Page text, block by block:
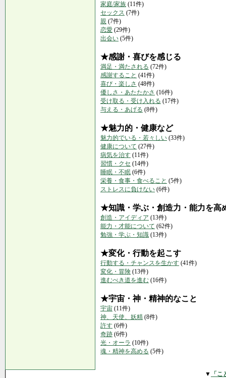
家庭/家族 (11件)
セックス (7件)
親 (7件)
恋愛 (29件)
出会い (5件)
★感謝・喜びを感じる
満足・満たされる (72件)
感謝すること (41件)
喜び・楽しさ (48件)
優しさ・あたたかさ (16件)
受け取る・受け入れる (17件)
与える・あげる (8件)
★魅力的・健康など
魅力的でいる・若々しい (33件)
健康について (27件)
病気を治す (11件)
習慣・クセ (14件)
睡眠・不眠 (6件)
栄養・食事・食べること (5件)
ストレスに負けない (6件)
★知識・学ぶ・創造力・能力を高
創造・アイディア (13件)
能力・才能について (62件)
勉強・学ぶ・知識 (13件)
★変化・行動を起こす
行動する・チャンスを生かす (41件)
変化・冒険 (13件)
進むべき道を進む (16件)
★宇宙・神・精神的なこと
宇宙 (11件)
神、天使、妖精 (8件)
許す (6件)
奇跡 (6件)
光・オーラ (10件)
魂・精神を高める (5件)
▼ 「